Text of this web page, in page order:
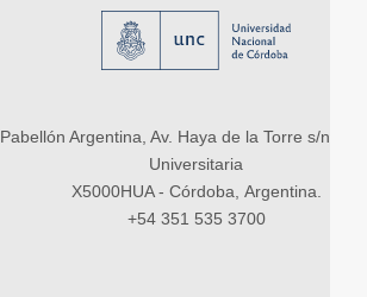
Pabellón Argentina, Av. Haya de la Torre s/n,
Universitaria
X5000HUA - Córdoba, Argentina.
+54 351 535 3700